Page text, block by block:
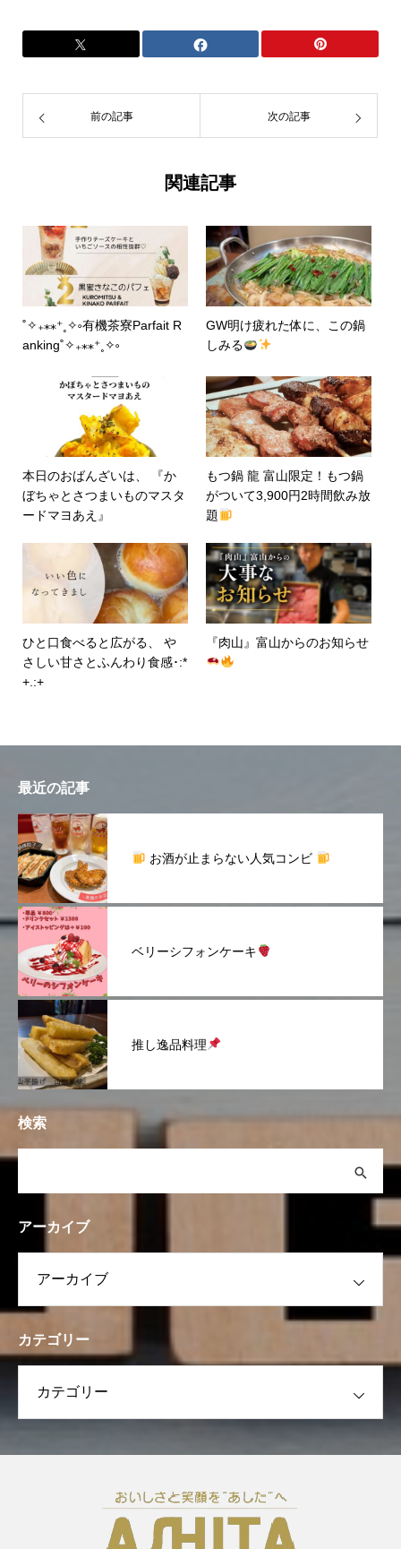
前の記事 次の記事
関連記事
˚✧₊⁎⁎⁺˳✧༚有機茶寮Parfait R
anking˚✧₊⁎⁎⁺˳✧༚
GW明け疲れた体に、この鍋
しみる
本日のおばんざいは、 『か
ぼちゃとさつまいものマスタ
ードマヨあえ』
もつ鍋 龍 富山限定！もつ鍋
がついて3,900円2時間飲み放
題
ひと口食べると広がる、 や
さしい甘さとふんわり食感･:*
+.:+
『肉山』富山からのお知らせ
最近の記事
お酒が止まらない人気コンビ
ベリーシフォンケーキ
推し逸品料理
検索
アーカイブ
カテゴリー